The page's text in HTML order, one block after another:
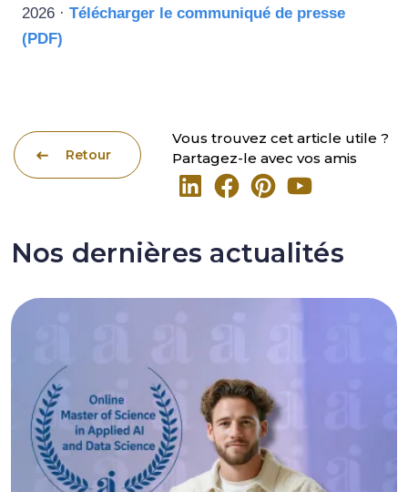
2026 · Télécharger le communiqué de presse
(PDF)
Retour
Vous trouvez cet article utile ?
Partagez-le avec vos amis
Nos dernières actualités